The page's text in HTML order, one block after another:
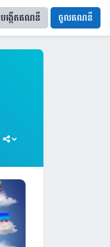
បង្កើតគណនី ចូលគណនី